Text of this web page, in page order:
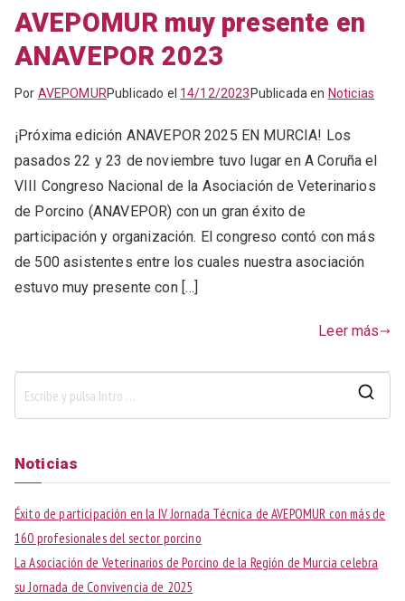
AVEPOMUR muy presente en
ANAVEPOR 2023
Por AVEPOMURPublicado el 14/12/2023 Publicada en Noticias
¡Próxima edición ANAVEPOR 2025 EN MURCIA! Los
pasados 22 y 23 de noviembre tuvo lugar en A Coruña el
VIII Congreso Nacional de la Asociación de Veterinarios
de Porcino (ANAVEPOR) con un gran éxito de
participación y organización. El congreso contó con más
de 500 asistentes entre los cuales nuestra asociación
estuvo muy presente con […]
Leer más
c
Noticias
Éxito de participación en la IV Jornada Técnica de AVEPOMUR con más de
160 profesionales del sector porcino
La Asociación de Veterinarios de Porcino de la Región de Murcia celebra
su Jornada de Convivencia de 2025